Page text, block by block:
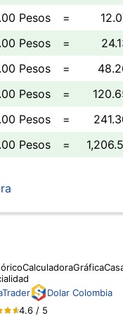
Pesos
=
Pesos
=
Pesos
=
Pesos
=
Pesos
=
Pesos
=
CalculadoraGráfica
Dolar Colombia
4.6 / 5